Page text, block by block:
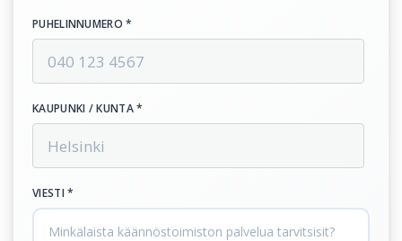
PUHELINNUMERO *
KAUPUNKI / KUNTA *
VIESTI *